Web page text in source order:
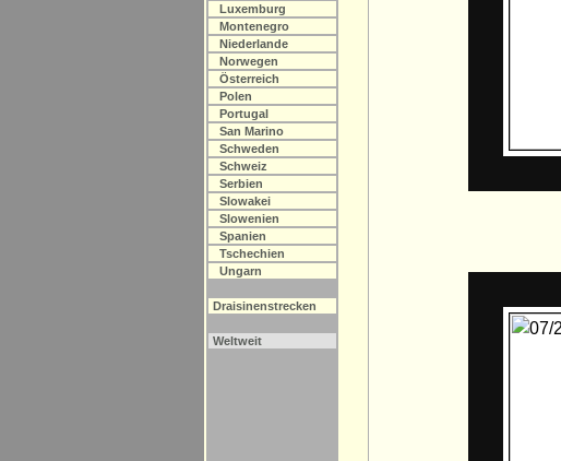
Luxemburg
Montenegro
Niederlande
Norwegen
Österreich
Polen
Portugal
San Marino
Schweden
Schweiz
Serbien
Slowakei
Slowenien
Spanien
Tschechien
Ungarn
Draisinenstrecken
Weltweit